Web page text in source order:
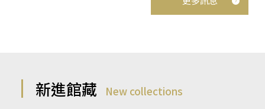
新進館藏 New collections